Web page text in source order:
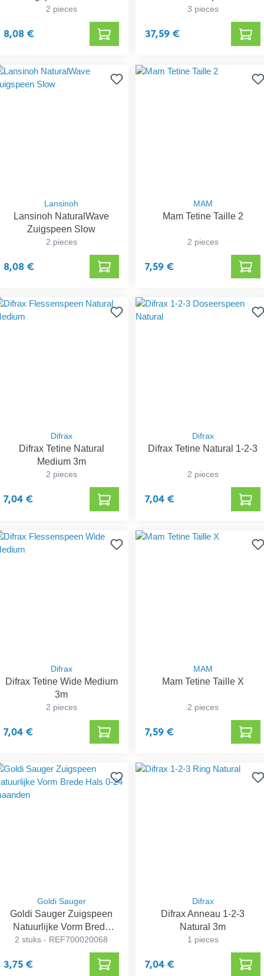
2 pieces
8,08 €
3 pieces
37,59 €
Lansinoh
Lansinoh NaturalWave
Zuigspeen Slow
2 pieces
8,08 €
MAM
Mam Tetine Taille 2
2 pieces
7,59 €
Difrax
Difrax Tetine Natural
Medium 3m
2 pieces
7,04 €
Difrax
Difrax Tetine Natural 1-2-3
2 pieces
7,04 €
Difrax
Difrax Tetine Wide Medium
3m
2 pieces
7,04 €
MAM
Mam Tetine Taille X
2 pieces
7,59 €
Goldi Sauger
Goldi Sauger Zuigspeen
Natuurlijke Vorm Brede
Hals 0-24 maanden
2 stuks - REF700020068
3,75 €
Difrax
Difrax Anneau 1-2-3
Natural 3m
1 pieces
7,04 €